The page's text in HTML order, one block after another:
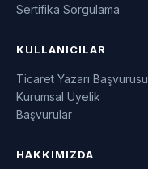
Sertifika Sorgulama
KULLANICILAR
Ticaret Yazarı Başvurusu
Kurumsal Üyelik
Başvurular
HAKKIMIZDA